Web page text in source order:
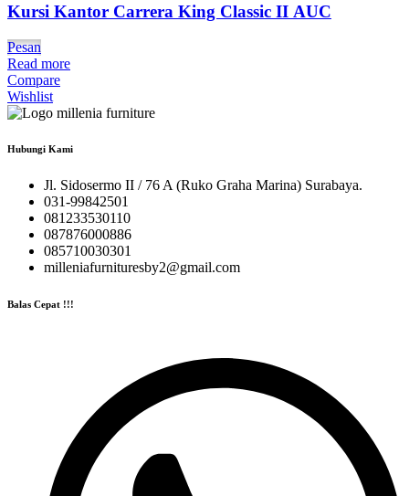
Kursi Kantor Carrera King Classic II AUC
Pesan
Read more
Compare
Wishlist
Hubungi Kami
Jl. Sidosermo II / 76 A (Ruko Graha Marina) Surabaya.
031-99842501
081233530110
087876000886
085710030301
milleniafurnituresby2@gmail.com
Balas Cepat !!!